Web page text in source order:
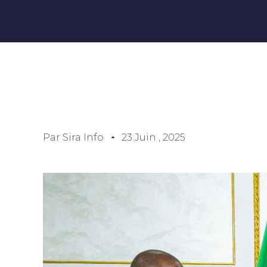
Par Sira Info 23 Juin , 2025